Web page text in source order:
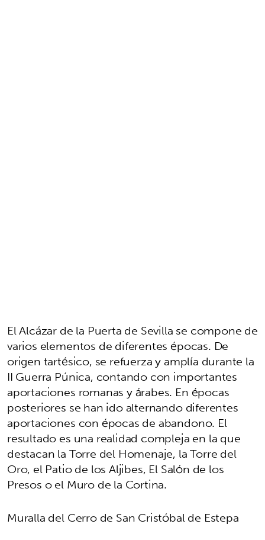
El Alcázar de la Puerta de Sevilla se compone de
varios elementos de diferentes épocas. De
origen tartésico, se refuerza y amplía durante la
II Guerra Púnica, contando con importantes
aportaciones romanas y árabes. En épocas
posteriores se han ido alternando diferentes
aportaciones con épocas de abandono. El
resultado es una realidad compleja en la que
destacan la Torre del Homenaje, la Torre del
Oro, el Patio de los Aljibes, El Salón de los
Presos o el Muro de la Cortina.
Muralla del Cerro de San Cristóbal de Estepa